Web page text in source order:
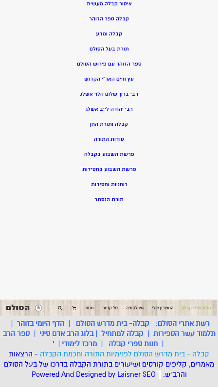
איסור קבלה מעשית
קבלה ספר הזוהר
קבלה ומדע
תורת בעל הסולם
ספר הזוהר עם פירוש הסולם
עץ חיים האר”י הקדוש
רבי ברוך שלום הלוי אשלג
רבי יהודה לייב אשלג
קבלה ותורת החן
סודות התורה
פרשת השבוע בקבלה
פרשת השבוע בחסידות
רוחניות וחסידות
תורת הנסתר
רשת אתרי הסולם: קבלה- בית מדרש הסולם |הדף היומי בזוהר |
תלמוד עשר הספירות | קבלה למתחיל |בלוג הרב אדם סיני |ספר הרב
| חנות ספרי קבלה | מרכז לימודי |
'
קבלה - בית מדרש הסולם לפנימיות התורה וחכמת הקבלה - הרצאות
מאמרים, קליפים קורסים ושיעורים בתורת הקבלה בדרכו של בעל הסולם
והרב"ש. *
Powered And Designed by LaisnerSEO